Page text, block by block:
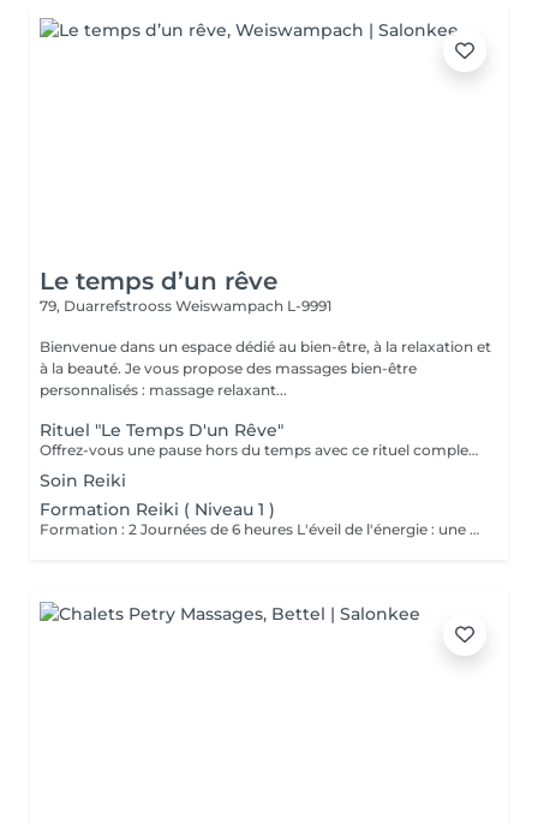
Le temps d’un rêve
79, Duarrefstrooss Weiswampach L-9991
Bienvenue dans un espace dédié au bien-être, à la relaxation et
à la beauté. Je vous propose des massages bien-être
personnalisés : massage relaxant...
Rituel "Le Temps D'un Rêve"
Offrez-vous une pause hors du temps avec ce rituel complet alliant détente et harmonisation. Ce soin débute par une purification des mains et des pieds : gommage et masque pour les mains, bain, gommage et masque pour les pieds, pour une sensation de légèreté et de douceur. Il se poursuit avec un soin visage fondamental, suivi d'un énergétique Reiki. Le rituel se termine par un massage relaxant, pour un lâcher-prise profond et durable. Un moment de bien-être absolu le temps d'un rêve.
Soin Reiki
Formation Reiki ( Niveau 1 )
Formation : 2 Journées de 6 heures L'éveil de l'énergie : une initiation à l'énergie universelle du Reiki Usui. Ce 1er niveau permet d'apprendre à canaliser et transmettre l'énergie par imposition des mains, sur soi et sur autrui. La formation aborde les bases de la méthode traditionnelle de Mikao Usui, la purification énergétique, les auto-traitements et la découverte du centre intérieur. Cours en présentiel, théorique , pratique et initiation. Accessible a tous. Prévoir son pique nique.